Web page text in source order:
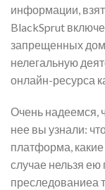
информации,
BlackSprut
запрещенных
нелегальную
онлайн-ресурса
Очень надеемся,
нее вы узнали:
платформа,
случае нельзя ею
преследованиеа